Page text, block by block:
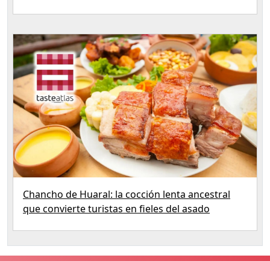
Chancho de Huaral: la cocción lenta ancestral
que convierte turistas en fieles del asado